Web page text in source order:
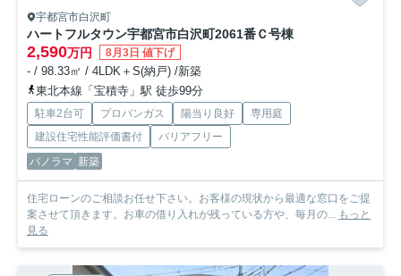
宇都宮市白沢町
ハートフルタウン宇都宮市白沢町2061番Ｃ号棟
2,590万円 8月3日 値下げ
- / 98.33㎡ / 4LDK＋S(納戸) /新築
東北本線「宝積寺」駅 徒歩99分
駐車2台可 プロパンガス 陽当り良好
専用庭
建設住宅性能評価書付
バリアフリー
パノラマ 新築
住宅ローンのご相談お任せ下さい。お客様の現状から最適な窓口をご提
案させて頂きます。お車の借り入れが残っている方や、毎月の... もっと
見る